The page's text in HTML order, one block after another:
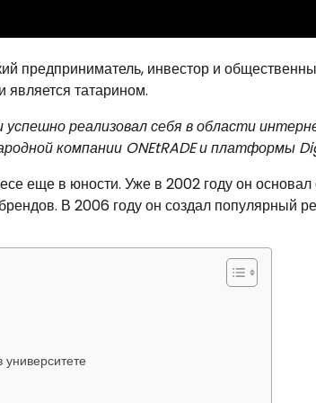
предприниматель, инвестор и
является татарином.
реализовал себя в области
компании ONEtRADE и платформы
еще в юности. Уже в 2002 году он
В 2006 году он создал популярный